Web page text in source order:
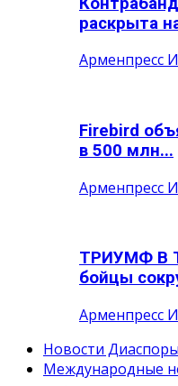
раскрыта
Арменпресс
Firebird
в 500 млн...
Арменпресс
ТРИУМФ В
бойцы
Арменпресс
Новости Диаспоры
Международные